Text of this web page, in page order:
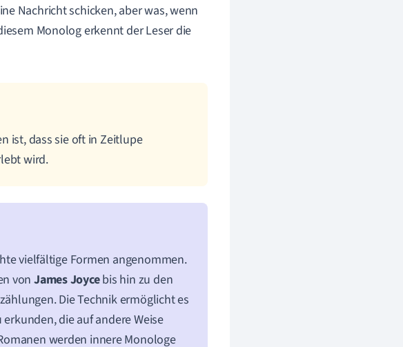
Nachricht schicken, aber was, wenn
Monolog erkennt der Leser die
ist, dass sie oft in Zeitlupe
wird.
vielfältige Formen angenommen.
vonJames Joycebis hin zu den
Die Technik ermöglicht es
die auf andere Weise
werden innere Monologe